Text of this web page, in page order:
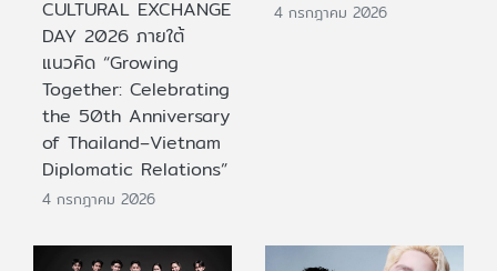
CULTURAL EXCHANGE
DAY 2026 ภายใต้
แนวคิด “Growing
Together: Celebrating
the 50th Anniversary
of Thailand–Vietnam
Diplomatic Relations”
4 กรกฎาคม 2026
4 กรกฎาคม 2026